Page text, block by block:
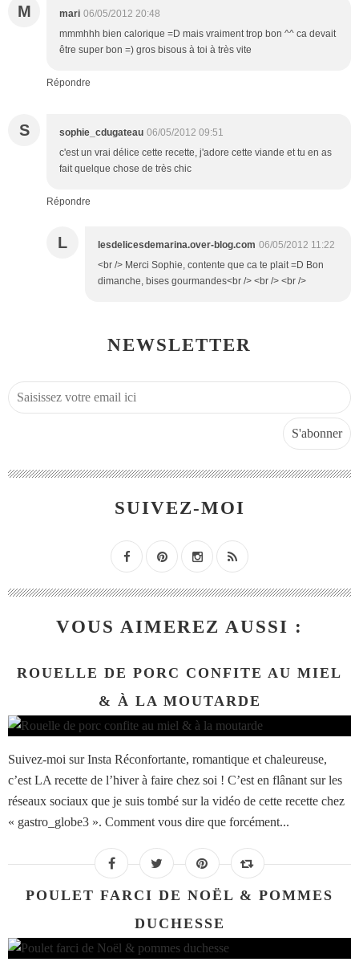
M mari 06/05/2012 20:48
mmmhhh bien calorique =D mais vraiment trop bon ^^ ca devait
être super bon =) gros bisous à toi à très vite
Répondre
S sophie_cdugateau 06/05/2012 09:51
c'est un vrai délice cette recette, j'adore cette viande et tu en as
fait quelque chose de très chic
Répondre
L lesdelicesdemarina.over-blog.com 06/05/2012 11:22
<br /> Merci Sophie, contente que ca te plait =D Bon
dimanche, bises gourmandes<br /> <br /> <br />
NEWSLETTER
SUIVEZ-MOI
VOUS AIMEREZ AUSSI :
ROUELLE DE PORC CONFITE AU MIEL
& À LA MOUTARDE
Suivez-moi sur Insta Réconfortante, romantique et chaleureuse,
c’est LA recette de l’hiver à faire chez soi ! C’est en flânant sur les
réseaux sociaux que je suis tombé sur la vidéo de cette recette chez
« gastro_globe3 ». Comment vous dire que forcément...
POULET FARCI DE NOËL & POMMES
DUCHESSE